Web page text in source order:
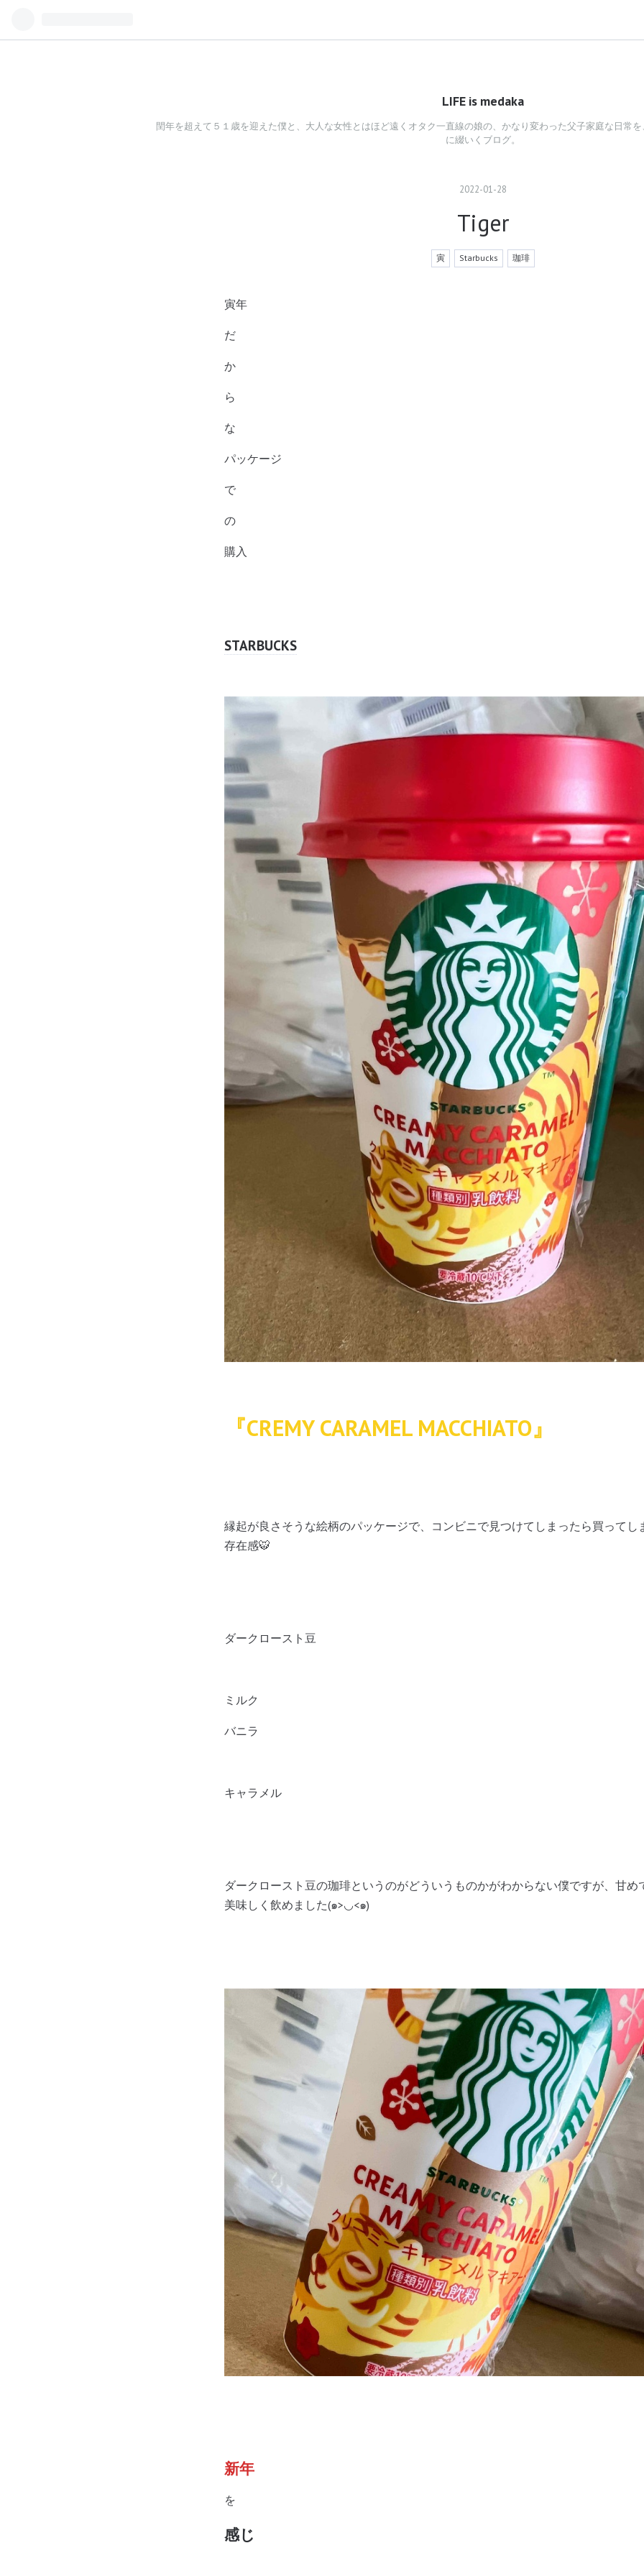
LIFE is medaka
閏年を超えて５１歳を迎えた僕と、大人な女性とはほど遠くオタク一直線の娘の、かなり変わった父子家庭な日常
に綴いくブログ。
2022-01-28
Tiger
寅 Starbucks 珈琲
寅年
だ
か
ら
な
パッケージ
で
の
購入
STARBUCKS
『CREMY CARAMEL MACCHIATO』
縁起が良さそうな絵柄のパッケージで、コンビニで見つけてしまったら買ってし
存在感🐯
ダークロースト豆
ミルク
バニラ
キャラメル
ダークロースト豆の珈琲というのがどういうものかがわからない僕ですが、甘め
美味しく飲めました(๑>◡<๑)
新年
を
感じ